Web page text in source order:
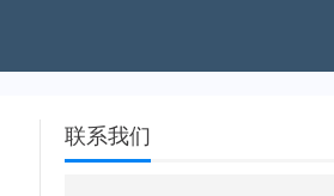
联系我们